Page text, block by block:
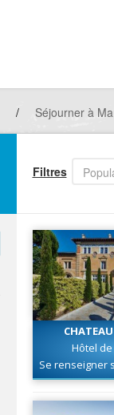
/ Séjourner à
Filtres
Hôtel
Se renseigner